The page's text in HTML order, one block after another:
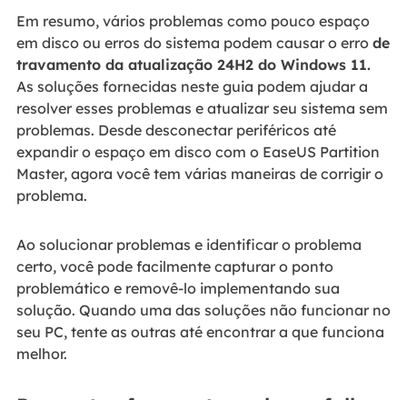
Em resumo, vários problemas como pouco espaço
em disco ou erros do sistema podem causar o erro de
travamento da atualização 24H2 do Windows 11.
As soluções fornecidas neste guia podem ajudar a
resolver esses problemas e atualizar seu sistema sem
problemas. Desde desconectar periféricos até
expandir o espaço em disco com o EaseUS Partition
Master, agora você tem várias maneiras de corrigir o
problema.
Ao solucionar problemas e identificar o problema
certo, você pode facilmente capturar o ponto
problemático e removê-lo implementando sua
solução. Quando uma das soluções não funcionar no
seu PC, tente as outras até encontrar a que funciona
melhor.